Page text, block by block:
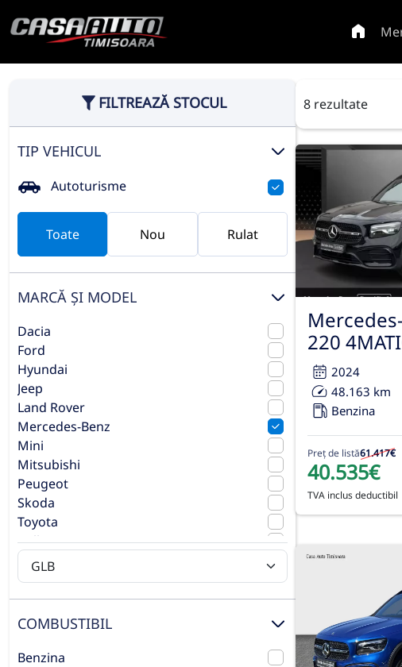
FILTREAZĂ STOCUL
TIP VEHICUL
Autoturisme
Toate Nou Rulat
MARCĂ ȘI MODEL
Dacia
Ford
Hyundai
Jeep
Land Rover
Mercedes-Benz
Mini
Mitsubishi
Peugeot
Skoda
Toyota
Volkswagen
Volvo
COMBUSTIBIL
Benzina
8 rezultate
220
2024
48.163 km
Benzina
Preț de listă61.417€
40.535€
TVA inclus deductibil